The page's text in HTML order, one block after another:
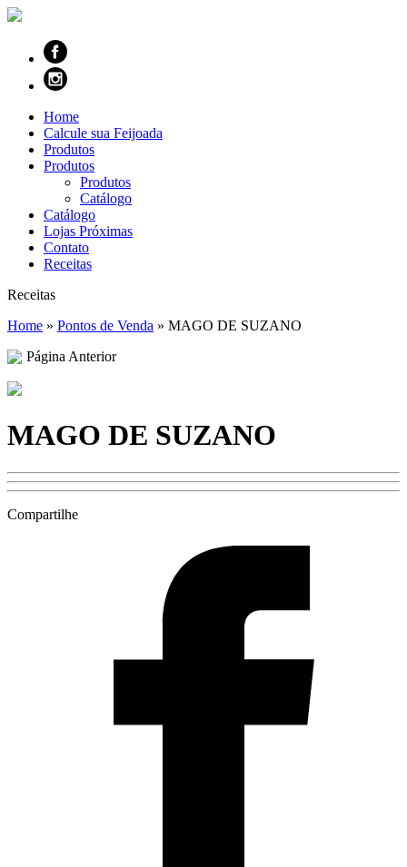
Home
Calcule sua Feijoada
Produtos
Produtos
Produtos
Catálogo
Catálogo
Lojas Próximas
Contato
Receitas
Receitas
Home » Pontos de Venda » MAGO DE SUZANO
Página Anterior
MAGO DE SUZANO
Compartilhe